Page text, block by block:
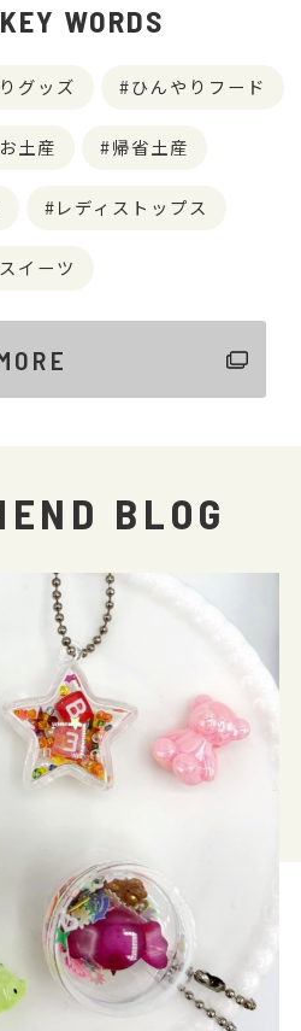
WORDS
グッズ ひんやりフード
お土産 帰省土産
レディストップス
スイーツ
BLOG